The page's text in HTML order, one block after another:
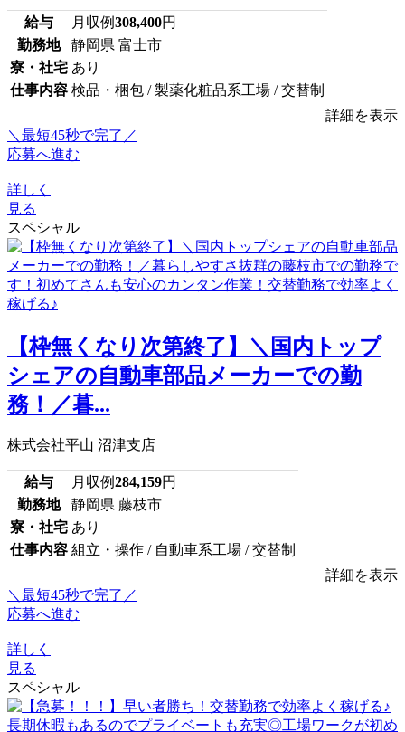
給与 月収例308,400円
勤務地
静岡県 富士市
寮・社宅 あり
仕事内容 検品・梱包 / 製薬化粧品系工場 / 交替制
詳細を表示
＼最短45秒で完了／
応募へ進む
詳しく
見る
スペシャル
【枠無くなり次第終了】＼国内トップ
シェアの自動車部品メーカーでの勤
務！／暮...
株式会社平山 沼津支店
給与 月収例284,159円
勤務地
静岡県 藤枝市
寮・社宅 あり
仕事内容 組立・操作 / 自動車系工場 / 交替制
詳細を表示
＼最短45秒で完了／
応募へ進む
詳しく
見る
スペシャル